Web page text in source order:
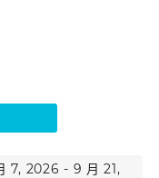
2026 - 9 月 21,